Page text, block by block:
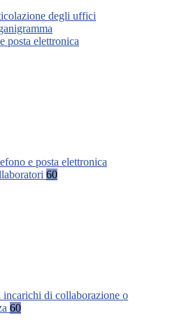
degli uffici
posta elettronica
e posta elettronica
60
di collaborazione o
60